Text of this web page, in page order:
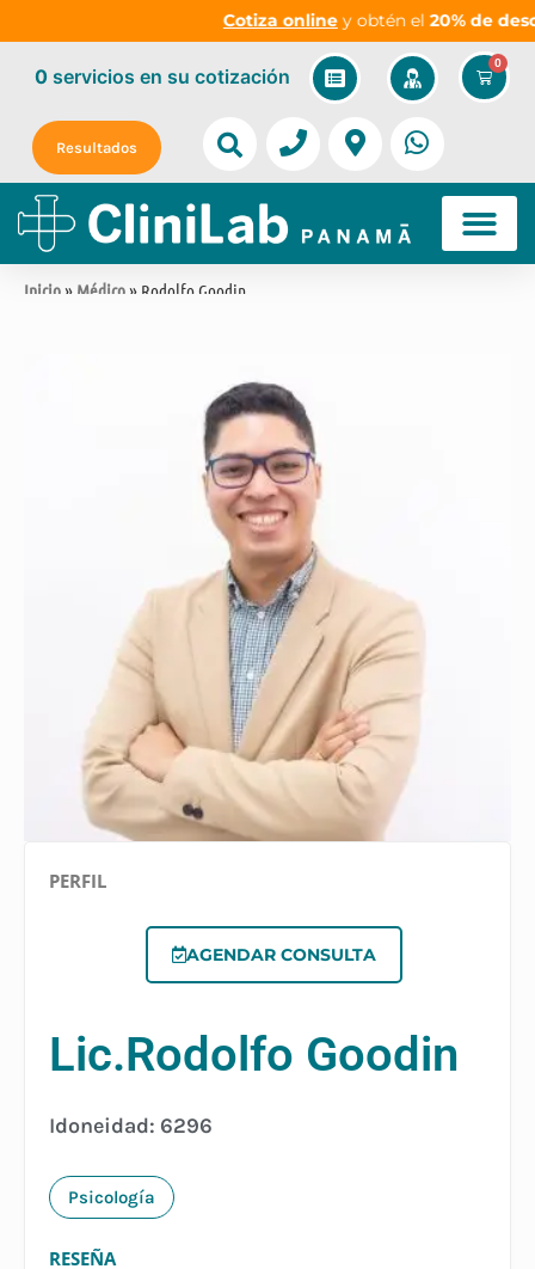
Cotiza onliney obtén el20% de
0
0servicios en su cotización
Resultados
Inicio» Médico» Rodolfo Goodin
PERFIL
AGENDAR CONSULTA
Lic.Rodolfo Goodin
Idoneidad: 6296
Psicología
RESEÑA